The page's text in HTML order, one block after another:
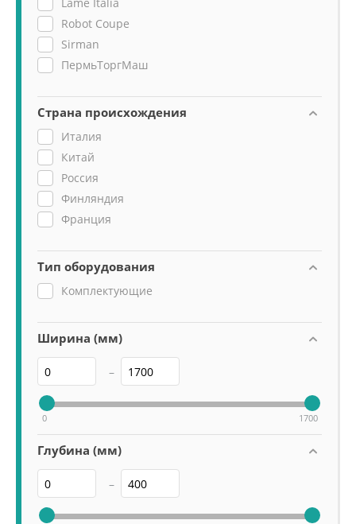
Robot Coupe
Sirman
ПермьТоргМаш
Страна происхождения
Италия
Китай
Россия
Финляндия
Франция
Тип оборудования
Комплектующие
Ширина (мм)
–
0 1700
Глубина (мм)
–